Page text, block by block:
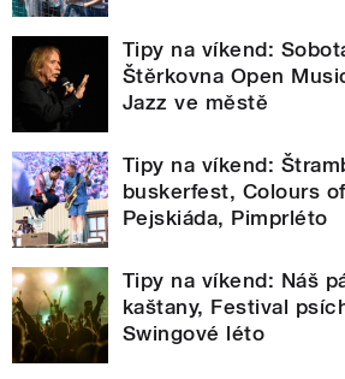
Tipy na víkend:
Štěrkovna Open
Jazz ve městě
Tipy na víkend:
buskerfest, Colours
Pejskiáda, Pimprléto
Tipy na víkend: Náš
kaštany, Festival
Swingové léto